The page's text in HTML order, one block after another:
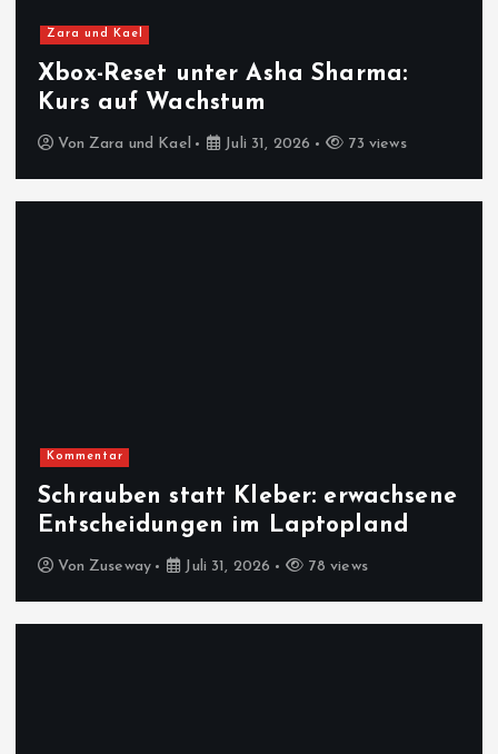
Zara und Kael
Xbox-Reset unter Asha Sharma:
Kurs auf Wachstum
Von Zara und Kael Juli 31, 2026 73 views
Kommentar
Schrauben statt Kleber: erwachsene
Entscheidungen im Laptopland
Von Zuseway Juli 31, 2026 78 views